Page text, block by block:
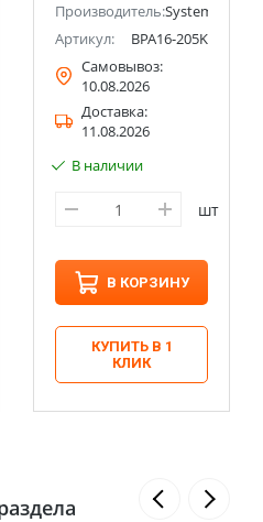
(ранее Schneider Electric)
Systeme Electric
(Schneider Electric)
Производитель:Systeme
Артикул:
BPA16-205K
Самовывоз:
10.08.2026
Доставка:
11.08.2026
В наличии
шт
В КОРЗИНУ
КУПИТЬ В 1
КЛИК